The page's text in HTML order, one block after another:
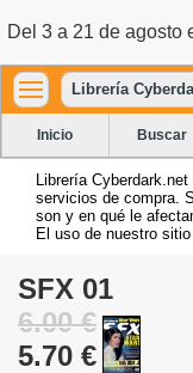
Del 3 a 21 de agosto
Librería
Inicio Buscar
Librería
servicios de compra.
son y en qué le
El uso de nuestro
SFX 01
6.00 €
5.70 €